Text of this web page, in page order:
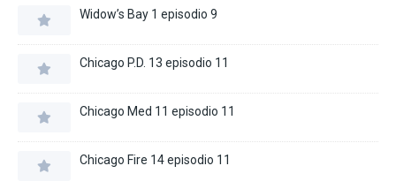
Widow’s Bay 1 episodio 9
Chicago P.D. 13 episodio 11
Chicago Med 11 episodio 11
Chicago Fire 14 episodio 11